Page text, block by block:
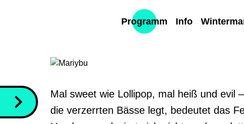
Programm Info
Mal sweet wie Lollipop, mal heiß und evil
die verzerrten Bässe legt, bedeutet das